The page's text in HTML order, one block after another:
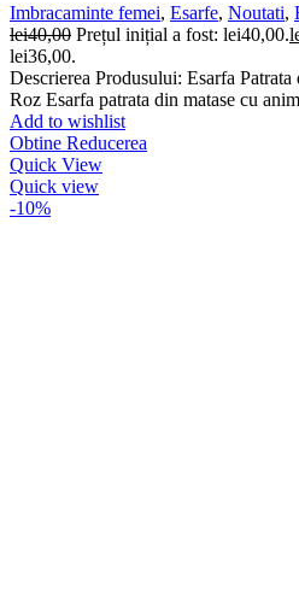
Imbracaminte femei, Esarfe, Noutati,
lei40,00 Prețul inițial a fost: lei40,00.
lei36,00.
Descrierea Produsului: Esarfa
Roz Esarfa patrata din matase cu
Add to wishlist
Obtine Reducerea
Quick View
Quick view
-10%